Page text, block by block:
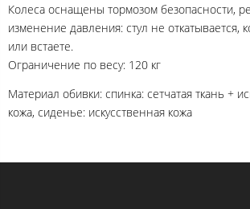
Колеса оснащены тормозом безопасности,
изменение давления: стул не откатывается,
или встаете.
Ограничение по весу: 120 кг
Материал обивки: спинка: сетчатая ткань +
кожа, сиденье: искусственная кожа